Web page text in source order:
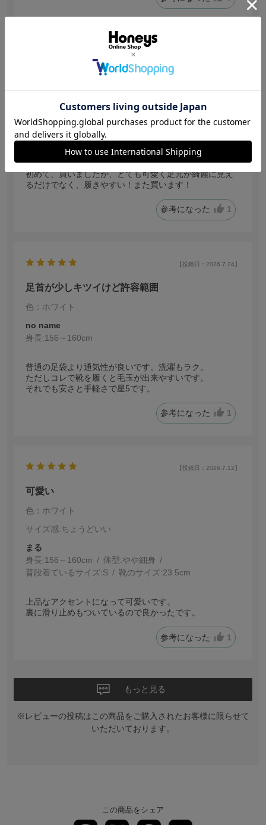
可愛いと履きやすいの両方を兼ね備えてる！
ぴよッピ
初めて、買いましたが、とても可愛く足元が綺麗に見え
るだけでなく、履きやすい！また買います！
参考になった 1
【投稿日：2026.7.24】
足首が少しキツイけど許容範囲
色：ホワイト
no name
身長:156～160cm
普通の足袋より通気性が良いです。洗濯もラク。
ただしコレで靴を履くと毛玉が出来やすいです。
それでも安さと手軽さで星5です。
参考になった 1
【投稿日：2026.7.12】
可愛い
色：ホワイト
サイズ感:ちょうどいい
まる
身長:156～160cm 体型:細身
普段着ているサイズ:S 靴のサイズ:23.5cm
上品なアクセントになって可愛いです。
裏に滑り止めもついているので良かったです。
参考になった 1
もっと見る
※レビューの投稿はこの商品をご購入されたお客様に限らせて
いただいております。
この商品をシェア